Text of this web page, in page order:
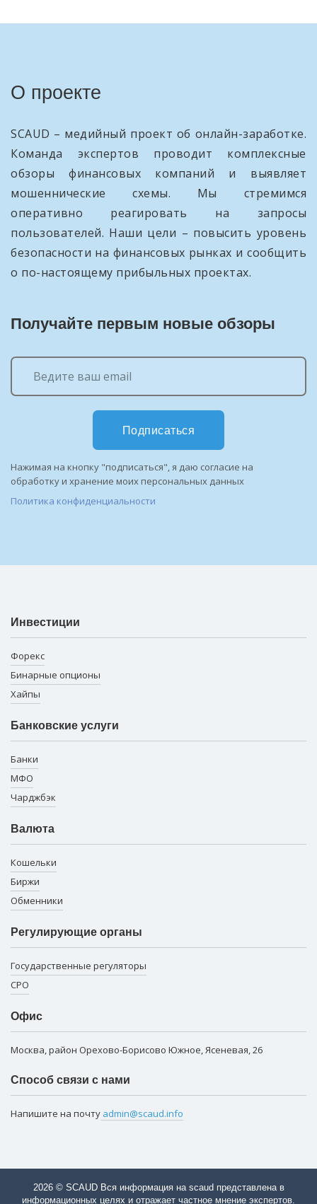
О проекте
SCAUD – медийный проект об онлайн-заработке.
Команда экспертов проводит комплексные
обзоры финансовых компаний и выявляет
мошеннические схемы. Мы стремимся
оперативно реагировать на запросы
пользователей. Наши цели – повысить уровень
безопасности на финансовых рынках и сообщить
о по-настоящему прибыльных проектах.
Получайте первым новые обзоры
Подписаться
Нажимая на кнопку "подписаться", я даю согласие на
обработку и хранение моих персональных данных
Политика конфиденциальности
Инвестиции
Форекс
Бинарные опционы
Хайпы
Банковские услуги
Банки
МФО
Чарджбэк
Валюта
Кошельки
Биржи
Обменники
Регулирующие органы
Государственные регуляторы
СРО
Офис
Москва, район Орехово-Борисово Южное, Ясеневая, 26
Способ связи с нами
Напишите на почту admin@scaud.info
2026 © SCAUD Вся информация на scaud представлена в
информационных целях и отражает частное мнение экспертов.